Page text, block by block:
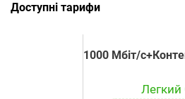
Доступні тарифи
1000 Мбіт/
Легкий